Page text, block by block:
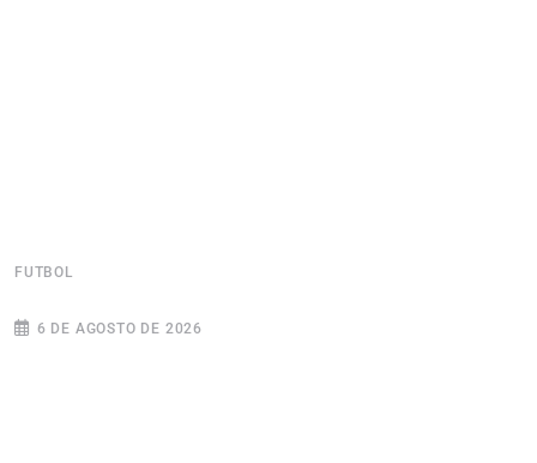
FUTBOL
6 DE AGOSTO DE 2026